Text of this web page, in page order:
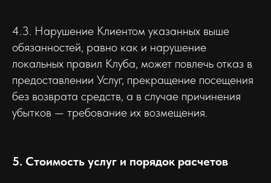
4.3. Нарушение Клиентом указанных выше
обязанностей, равно как и нарушение
локальных правил Клуба, может повлечь отказ в
предоставлении Услуг, прекращение посещения
без возврата средств, а в случае причинения
убытков — требование их возмещения.
5. Стоимость услуг и порядок расчетов